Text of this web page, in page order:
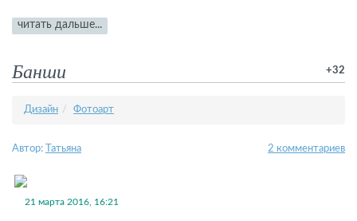
читать дальше...
+32
Банши
Дизайн Фотоарт
2 комментариев
Автор: Татьяна
21 марта 2016, 16:21